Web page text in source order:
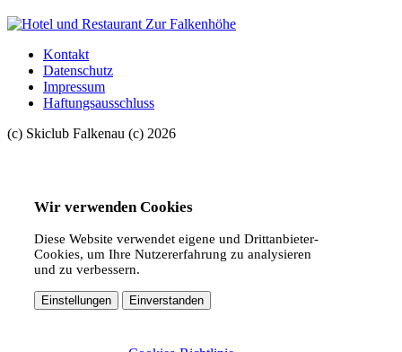
Kontakt
Datenschutz
Impressum
Haftungsausschluss
(c) Skiclub Falkenau (c) 2026
Wir verwenden Cookies
Diese Website verwendet eigene und Drittanbieter-
Cookies, um Ihre Nutzererfahrung zu analysieren
und zu verbessern.
Einstellungen Einverstanden